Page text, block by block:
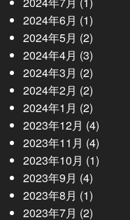
2024年6月 (1)
2024年5月 (2)
2024年4月 (3)
2024年3月 (2)
2024年2月 (2)
2024年1月 (2)
2023年12月 (4)
2023年11月 (4)
2023年10月 (1)
2023年9月 (4)
2023年8月 (1)
2023年7月 (2)